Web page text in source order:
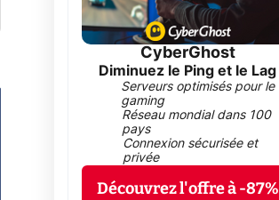
CyberGhost
Diminuez le Ping et le Lag
Serveurs optimisés pour le
gaming
Réseau mondial dans 100
pays
Connexion sécurisée et
privée
Découvrez l'offre à -87%